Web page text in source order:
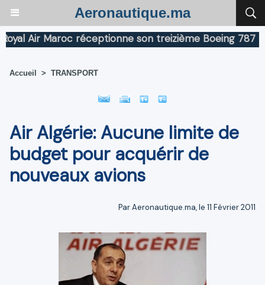
Aeronautique.ma
Air Maroc réceptionne son treizième Boeing 787
Accueil > TRANSPORT
Air Algérie: Aucune limite de
budget pour acquérir de
nouveaux avions
Par Aeronautique.ma, le 11 Février 2011